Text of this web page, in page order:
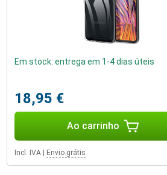
Em stock: entrega em 1-4 dias úteis
18,95 €
Ao carrinho
Incl. IVA Envio grátis